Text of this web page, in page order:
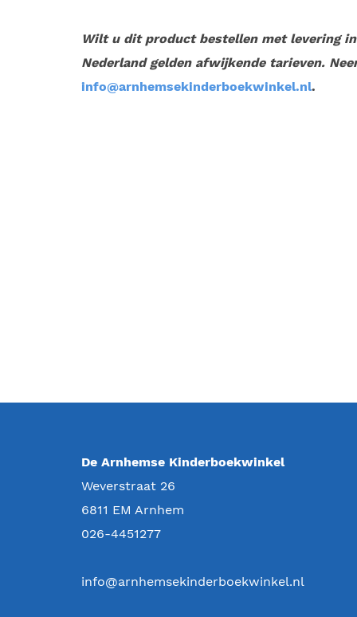
Wilt u dit product bestellen met levering
Nederland gelden afwijkende tarieven.
info@arnhemsekinderboekwinkel.nl.
De Arnhemse Kinderboekwinkel
Weverstraat 26
6811 EM Arnhem
026-4451277
info@arnhemsekinderboekwinkel.nl